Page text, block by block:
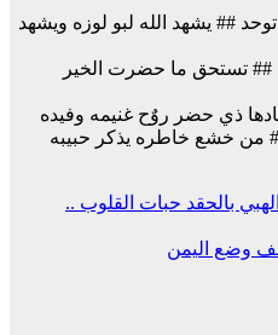
## يشهد الله لبو لوزه ويشهد
## تستحق ما حضرت الخير
ذي حضر روٌح غنيمه وفيده
من خشع خاطره يذكر حبيبه
بالحقد حبات القلوب ..
وضع اليمن